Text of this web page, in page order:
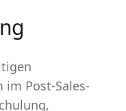
Post-Sales-